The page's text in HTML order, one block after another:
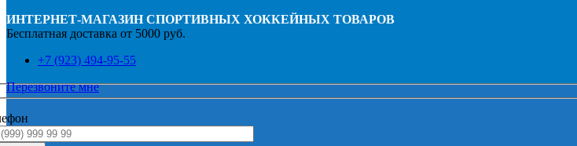
ИНТЕРНЕТ-МАГАЗИН СПОРТИВНЫХ ХОККЕЙНЫХ ТОВАРОВ
Бесплатная доставка от 5000 руб.
+7 (923) 494-95-55
Перезвоните мне